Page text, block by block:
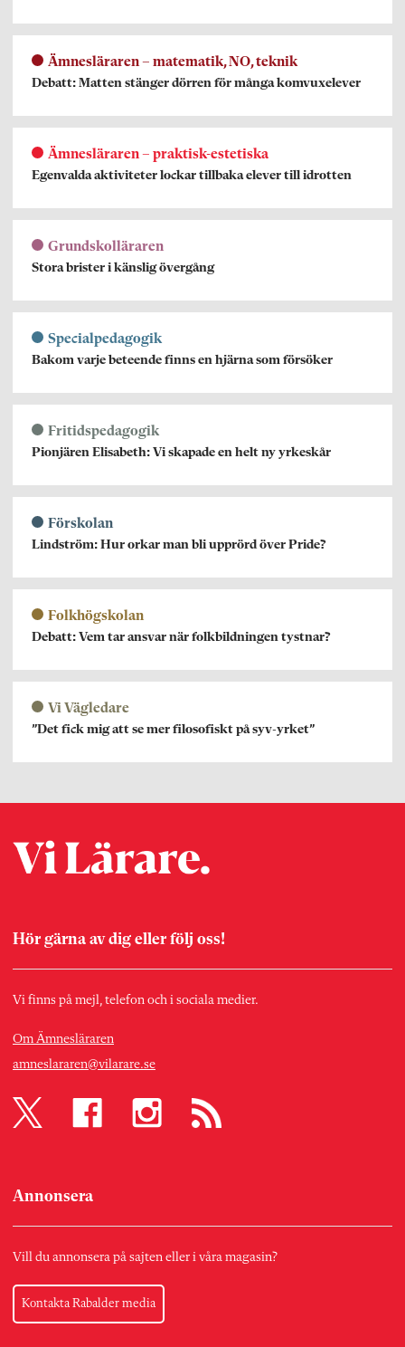
Ämnesläraren – matematik, NO, teknik
Debatt: Matten stänger dörren för många komvuxelever
Ämnesläraren – praktisk-estetiska
Egenvalda aktiviteter lockar tillbaka elever till idrotten
Grundskolläraren
Stora brister i känslig övergång
Specialpedagogik
Bakom varje beteende finns en hjärna som försöker
Fritidspedagogik
Pionjären Elisabeth: Vi skapade en helt ny yrkeskår
Förskolan
Lindström: Hur orkar man bli upprörd över Pride?
Folkhögskolan
Debatt: Vem tar ansvar när folkbildningen tystnar?
Vi Vägledare
”Det fick mig att se mer filosofiskt på syv-yrket”
Hör gärna av dig eller följ oss!
Vi finns på mejl, telefon och i sociala medier.
Om Ämnesläraren
amneslararen@vilarare.se
Annonsera
Vill du annonsera på sajten eller i våra magasin?
Kontakta Rabalder media